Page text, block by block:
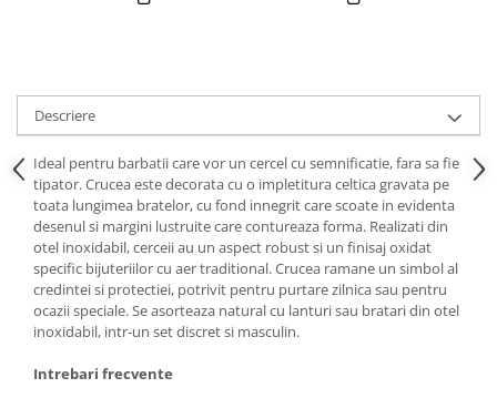
Descriere
Ideal pentru barbatii care vor un cercel cu semnificatie, fara sa fie
tipator. Crucea este decorata cu o impletitura celtica gravata pe
toata lungimea bratelor, cu fond innegrit care scoate in evidenta
desenul si margini lustruite care contureaza forma. Realizati din
otel inoxidabil, cerceii au un aspect robust si un finisaj oxidat
specific bijuteriilor cu aer traditional. Crucea ramane un simbol al
credintei si protectiei, potrivit pentru purtare zilnica sau pentru
ocazii speciale. Se asorteaza natural cu lanturi sau bratari din otel
inoxidabil, intr-un set discret si masculin.
Intrebari frecvente